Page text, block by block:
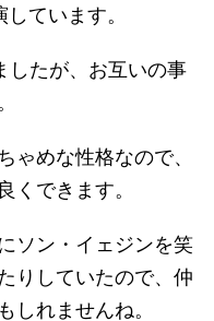
ています。
したが、お互いの事
ゃめな性格なので、
くできます。
ソン・イェジンを笑
りしていたので、仲
しれませんね。